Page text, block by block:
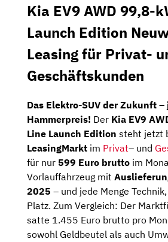
Kia EV9 AWD 99,8-
Launch Edition
Leasing für Privat-
Geschäftskunden
Das Elektro-SUV der Zukunft
Hammerpreis! Der Kia EV9
Line Launch Edition steht jetzt
LeasingMarkt im Privat– und
für nur 599 Euro brutto im
Vorlauffahrzeug mit
2025 – und jede Menge
Platz. Zum Vergleich: Der
satte 1.455 Euro brutto pro
sowohl Geldbeutel als auch